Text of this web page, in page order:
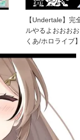
【Undertale】完
ルやるよおおお
くあ/ホロライブ